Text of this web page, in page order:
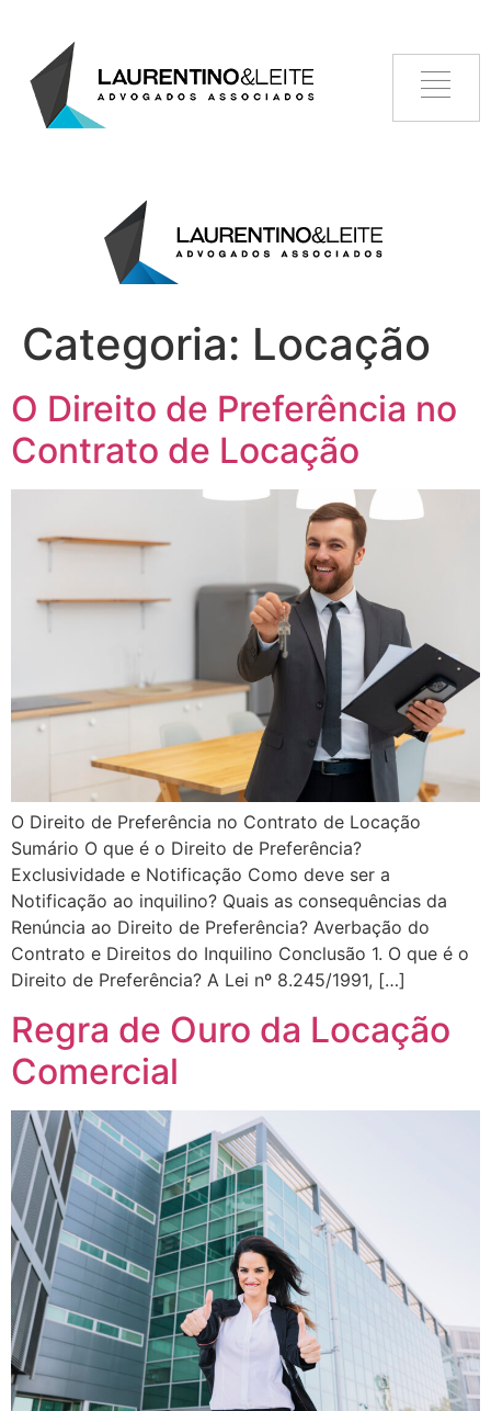
Categoria: Locação
O Direito de Preferência no
Contrato de Locação
O Direito de Preferência no Contrato de Locação
Sumário O que é o Direito de Preferência?
Exclusividade e Notificação Como deve ser a
Notificação ao inquilino? Quais as consequências da
Renúncia ao Direito de Preferência? Averbação do
Contrato e Direitos do Inquilino Conclusão 1. O que é o
Direito de Preferência? A Lei nº 8.245/1991, […]
Regra de Ouro da Locação
Comercial